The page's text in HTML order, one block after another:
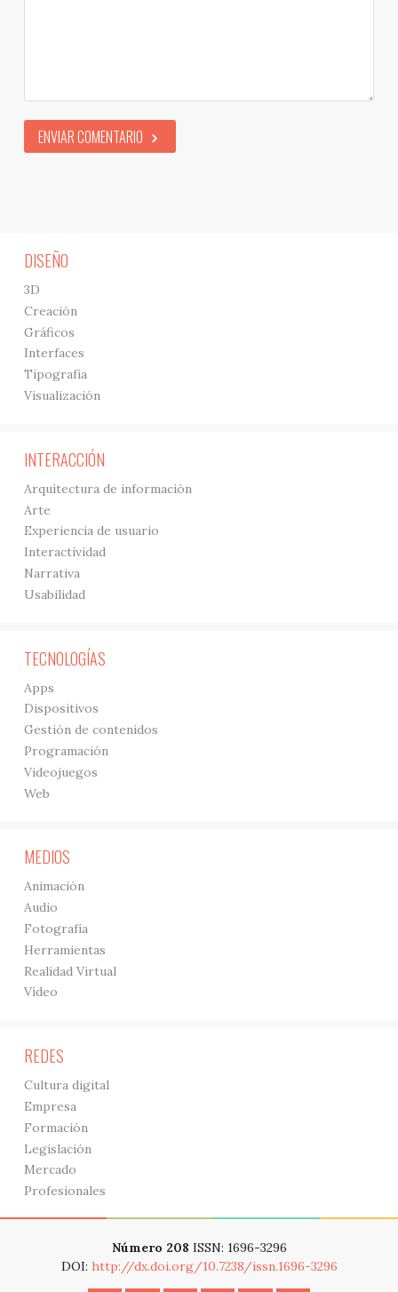
ENVIAR COMENTARIO
DISEÑO
3D
Creación
Gráficos
Interfaces
Tipografía
Visualización
INTERACCIÓN
Arquitectura de información
Arte
Experiencia de usuario
Interactividad
Narrativa
Usabilidad
TECNOLOGÍAS
Apps
Dispositivos
Gestión de contenidos
Programación
Videojuegos
Web
MEDIOS
Animación
Audio
Fotografía
Herramientas
Realidad Virtual
Vídeo
REDES
Cultura digital
Empresa
Formación
Legislación
Mercado
Profesionales
Número 208 ISSN: 1696-3296
DOI: http://dx.doi.org/10.7238/issn.1696-3296